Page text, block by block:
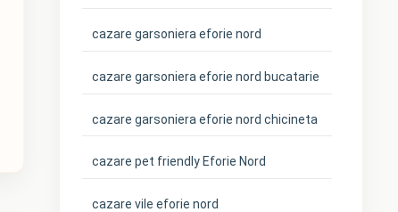
cazare garsoniera eforie nord
cazare garsoniera eforie nord bucatarie
cazare garsoniera eforie nord chicineta
cazare pet friendly Eforie Nord
cazare vile eforie nord